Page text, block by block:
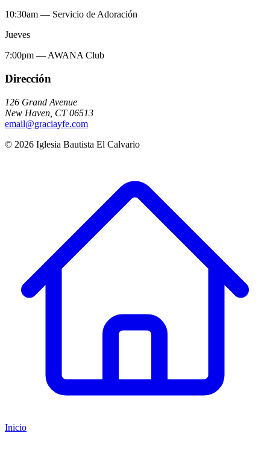
10:30am — Servicio de Adoración
Jueves
7:00pm — AWANA Club
Dirección
126 Grand Avenue
New Haven CT 06513
email@graciayfe.com
© 2026 Iglesia Bautista El Calvario
Inicio